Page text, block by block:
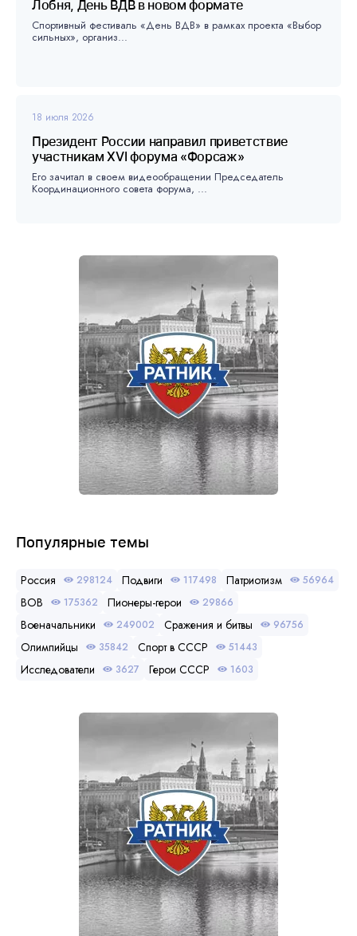
Лобня, День ВДВ в новом формате
Спортивный фестиваль «День ВДВ» в рамках проекта «Выбор
сильных», организ...
18 июля 2026
Президент России направил приветствие
участникам XVI форума «Форсаж»
Его зачитал в своем видеообращении Председатель
Координационного совета форума, ...
Популярные темы
Россия 298124 Подвиги 117498 Патриотизм 56964
ВОВ 175362 Пионеры-герои 29866
Военачальники 249002 Сражения и битвы 96756
Олимпийцы 35842 Спорт в СССР 51443
Исследователи 3627 Герои СССР 1603